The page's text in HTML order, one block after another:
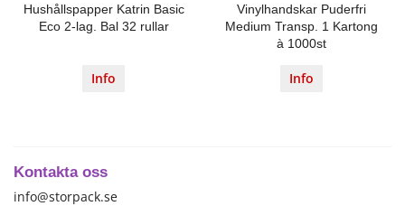
Hushållspapper Katrin Basic
Eco 2-lag. Bal 32 rullar
Info
Vinylhandskar Puderfri
Medium Transp. 1 Kartong
à 1000st
Info
Kontakta oss
info@storpack.se